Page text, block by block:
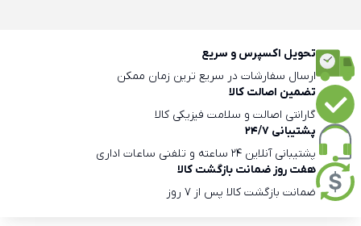
تحویل اکسپرس و سریع
ارسال سفارشات در سریع ترین زمان ممکن
تضمین اصالت کالا
گارانتی اصالت و سلامت فیزیکی کالا
پشتیبانی 24/7
پشتیبانی آنلاین 24 ساعته و تلفنی ساعات اداری
هفت روز ضمانت بازگشت کالا
ضمانت بازگشت کالا پس از 7 روز